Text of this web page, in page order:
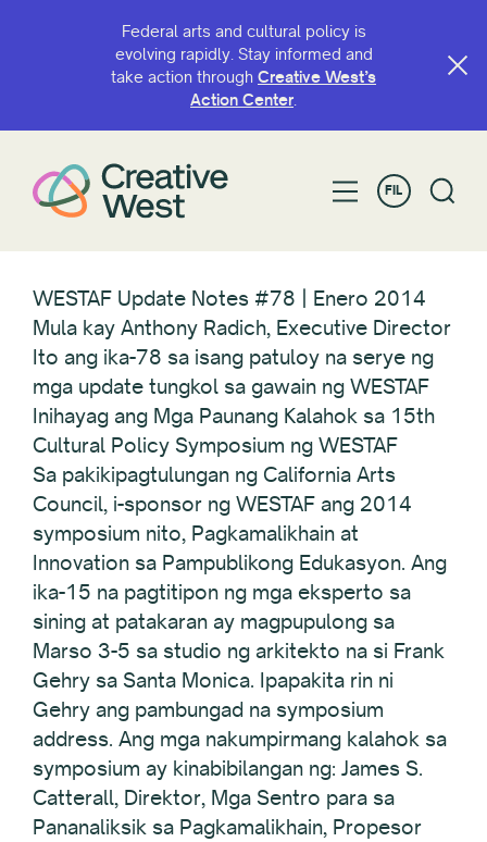
Federal arts and cultural policy is
evolving rapidly. Stay informed and
take action through Creative West’s
Action Center.
FIL
WESTAF Update Notes #78 | Enero 2014
Mula kay Anthony Radich, Executive Director
Ito ang ika-78 sa isang patuloy na serye ng
mga update tungkol sa gawain ng WESTAF
Inihayag ang Mga Paunang Kalahok sa 15th
Cultural Policy Symposium ng WESTAF
Sa pakikipagtulungan ng California Arts
Council, i-sponsor ng WESTAF ang 2014
symposium nito, Pagkamalikhain at
Innovation sa Pampublikong Edukasyon. Ang
ika-15 na pagtitipon ng mga eksperto sa
sining at patakaran ay magpupulong sa
Marso 3-5 sa studio ng arkitekto na si Frank
Gehry sa Santa Monica. Ipapakita rin ni
Gehry ang pambungad na symposium
address. Ang mga nakumpirmang kalahok sa
symposium ay kinabibilangan ng: James S.
Catterall, Direktor, Mga Sentro para sa
Pananaliksik sa Pagkamalikhain, Propesor